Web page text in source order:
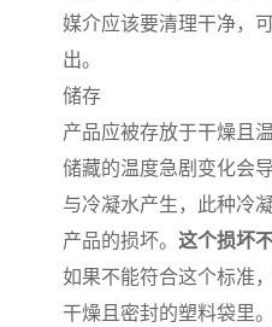
媒介应该要清理干净，
出。
储存
产品应被存放于干燥且
储藏的温度急剧变化会
与冷凝水产生，此种冷
产品的损坏。 这个损坏
如果不能符合这个标准
干燥且密封的塑料袋里